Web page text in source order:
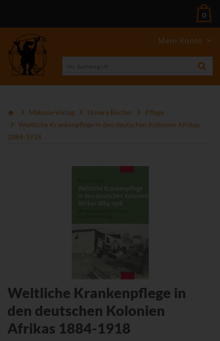
Mein Konto
0
Mabuse-Verlag Unsere Bücher
Pflege
Weltliche Krankenpflege in den deutschen Kolonien Afrikas
1884-1918
Weltliche Krankenpflege in
den deutschen Kolonien
Afrikas 1884-1918